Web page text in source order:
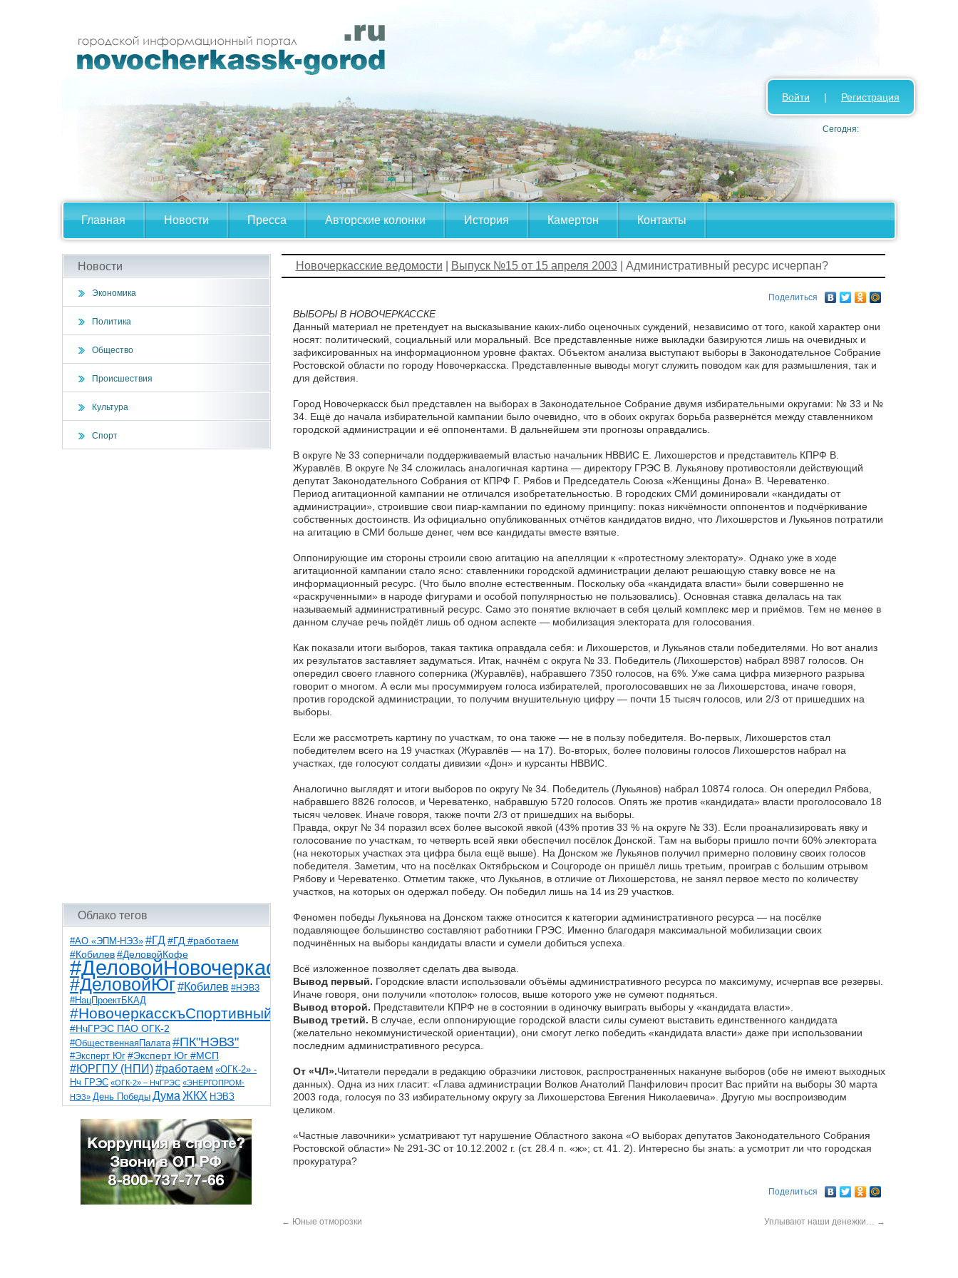
Главная Новости Пресса Авторские колонки История Камертон Контакты
Войти | Регистрация
Сегодня:
Новости
Экономика
Политика
Общество
Происшествия
Культура
Спорт
Облако тегов
#АО «ЭПМ-НЭЗ» #ГД #ГД #работаем
#Кобилев #ДеловойКофе
#ДеловойНовочеркасск
#ДеловойЮг#Кобилев #НЭВЗ
#НацПроектБКАД
#НовочеркасскъСпортивный
#НчГРЭС ПАО ОГК-2
#ОбщественнаяПалата #ПК"НЭВЗ"
#Эксперт Юг #Эксперт Юг #МСП
#ЮРГПУ (НПИ)#работаем «ОГК-2» -
Нч ГРЭС «ОГК-2» – НчГРЭС «ЭНЕРГОПРОМ-
НЭЗ» День Победы Дума ЖКХ НЭВЗ
НчГРЭС ТНТ
благоустройствоветераны выборы
детидороги казаки коррупция космос
общественная палата парк пожар роща
спорт театр транспорт художники
Новочеркасские ведомости Выпуск №15 от 15 апреля 2003| Административный ресурс исчерпан?
Поделиться
ВЫБОРЫ В НОВОЧЕРКАССКЕ
Данный материал не претендует на высказывание каких-либо оценочных суждений, независимо от того, какой характер они
носят: политический, социальный или моральный. Все представленные ниже выкладки базируются лишь на очевидных и
зафиксированных на информационном уровне фактах. Объектом анализа выступают выборы в Законодательное Собрание
Ростовской области по городу Новочеркасска. Представленные выводы могут служить поводом как для размышления, так и
для действия.
Город Новочеркасск был представлен на выборах в Законодательное Собрание двумя избирательными округами: № 33 и №
34. Ещё до начала избирательной кампании было очевидно, что в обоих округах борьба развернётся между ставленником
городской администрации и её оппонентами. В дальнейшем эти прогнозы оправдались.
В округе № 33 соперничали поддерживаемый властью начальник НВВИС Е. Лихошерстов и представитель КПРФ В.
Журавлёв. В округе № 34 сложилась аналогичная картина — директору ГРЭС В. Лукьянову противостояли действующий
депутат Законодательного Собрания от КПРФ Г. Рябов и Председатель Союза «Женщины Дона» В. Череватенко.
Период агитационной кампании не отличался изобретательностью. В городских СМИ доминировали «кандидаты от
администрации», строившие свои пиар-кампании по единому принципу: показ никчёмности оппонентов и подчёркивание
собственных достоинств. Из официально опубликованных отчётов кандидатов видно, что Лихошерстов и Лукьянов потратили
на агитацию в СМИ больше денег, чем все кандидаты вместе взятые.
Оппонирующие им стороны строили свою агитацию на апелляции к «протестному электорату». Однако уже в ходе
агитационной кампании стало ясно: ставленники городской администрации делают решающую ставку вовсе не на
информационный ресурс. (Что было вполне естественным. Поскольку оба «кандидата власти» были совершенно не
«раскрученными» в народе фигурами и особой популярностью не пользовались). Основная ставка делалась на так
называемый административный ресурс. Само это понятие включает в себя целый комплекс мер и приёмов. Тем не менее в
данном случае речь пойдёт лишь об одном аспекте — мобилизация электората для голосования.
Как показали итоги выборов, такая тактика оправдала себя: и Лихошерстов, и Лукьянов стали победителями. Но вот анализ
их результатов заставляет задуматься. Итак, начнём с округа № 33. Победитель (Лихошерстов) набрал 8987 голосов. Он
опередил своего главного соперника (Журавлёв), набравшего 7350 голосов, на 6%. Уже сама цифра мизерного разрыва
говорит о многом. А если мы просуммируем голоса избирателей, проголосовавших не за Лихошерстова, иначе говоря,
против городской администрации, то получим внушительную цифру — почти 15 тысяч голосов, или 2/3 от пришедших на
выборы.
Если же рассмотреть картину по участкам, то она также — не в пользу победителя. Во-первых, Лихошерстов стал
победителем всего на 19 участках (Журавлёв — на 17). Во-вторых, более половины голосов Лихошерстов набрал на
участках, где голосуют солдаты дивизии «Дон» и курсанты НВВИС.
Аналогично выглядят и итоги выборов по округу № 34. Победитель (Лукьянов) набрал 10874 голоса. Он опередил Рябова,
набравшего 8826 голосов, и Череватенко, набравшую 5720 голосов. Опять же против «кандидата» власти проголосовало 18
тысяч человек. Иначе говоря, также почти 2/3 от пришедших на выборы.
Правда, округ № 34 поразил всех более высокой явкой (43% против 33 % на округе № 33). Если проанализировать явку и
голосование по участкам, то четверть всей явки обеспечил посёлок Донской. Там на выборы пришло почти 60% электората
(на некоторых участках эта цифра была ещё выше). На Донском же Лукьянов получил примерно половину своих голосов
победителя. Заметим, что на посёлках Октябрьском и Соцгороде он пришёл лишь третьим, проиграв с большим отрывом
Рябову и Череватенко. Отметим также, что Лукьянов, в отличие от Лихошерстова, не занял первое место по количеству
участков, на которых он одержал победу. Он победил лишь на 14 из 29 участков.
Феномен победы Лукьянова на Донском также относится к категории административного ресурса — на посёлке
подавляющее большинство составляют работники ГРЭС. Именно благодаря максимальной мобилизации своих
подчинённых на выборы кандидаты власти и сумели добиться успеха.
Всё изложенное позволяет сделать два вывода.
Вывод первый. Городские власти использовали объёмы административного ресурса по максимуму, исчерпав все резервы.
Иначе говоря, они получили «потолок» голосов, выше которого уже не сумеют подняться.
Вывод второй. Представители КПРФ не в состоянии в одиночку выиграть выборы у «кандидата власти».
Вывод третий. В случае, если оппонирующие городской власти силы сумеют выставить единственного кандидата
(желательно некоммунистической ориентации), они смогут легко победить «кандидата власти» даже при использовании
последним административного ресурса.
От «ЧЛ».Читатели передали в редакцию образчики листовок, распространенных накануне выборов (обе не имеют выходных
данных). Одна из них гласит: «Глава администрации Волков Анатолий Панфилович просит Вас прийти на выборы 30 марта
2003 года, голосуя по 33 избирательному округу за Лихошерстова Евгения Николаевича». Другую мы воспроизводим
целиком.
«Частные лавочники» усматривают тут нарушение Областного закона «О выборах депутатов Законодательного Собрания
Ростовской области» № 291-ЗС от 10.12.2002 г. (ст. 28.4 п. «ж»; ст. 41. 2). Интересно бы знать: а усмотрит ли что городская
прокуратура?
Поделиться
← Юные отморозки Уплывают наши денежки… →